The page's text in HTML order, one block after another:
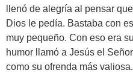
llenó de alegría al pensar
Dios le pedía. Bastaba con
muy pequeño. Con eso era
humor llamó a Jesús el
como su ofrenda más